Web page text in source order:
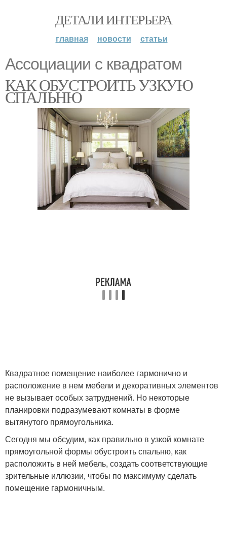
ДЕТАЛИ ИНТЕРЬЕРА
главная новости статьи
Ассоциации с квадратом
КАК ОБУСТРОИТЬ УЗКУЮ
СПАЛЬНЮ
Квадратное помещение наиболее гармонично и
расположение в нем мебели и декоративных элементов
не вызывает особых затруднений. Но некоторые
планировки подразумевают комнаты в форме
вытянутого прямоугольника.
Сегодня мы обсудим, как правильно в узкой комнате
прямоугольной формы обустроить спальню, как
расположить в ней мебель, создать соответствующие
зрительные иллюзии, чтобы по максимуму сделать
помещение гармоничным.